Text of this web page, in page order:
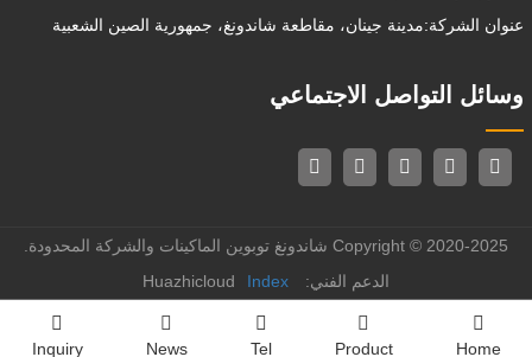
عنوان الشركة:مدينة جينان، مقاطعة شاندونغ، جمهورية الصين الشعبية
وسائل التواصل الاجتماعي
Copyright © 2020-2025 شاندونغ توبوين الماكينات والشركة المحدودة.
الدعم الفني: Huazhicloud
Index
Home
Product
Tel
News
Inquiry